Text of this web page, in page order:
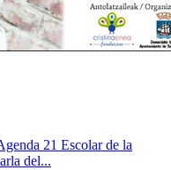
21 Escolar de la
del...